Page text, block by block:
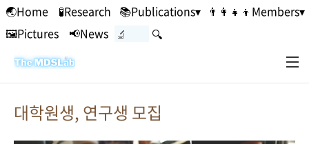
🌏Home 🧪Research 📚Publications▾ 👨‍👩‍👧‍👦Members▾
🖼Pictures
📢News 🔍
본문 바로가기
대학원생, 연구생 모집